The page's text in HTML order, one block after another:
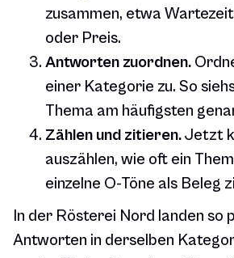
zusammen, etwa
oder Preis.
Antworten zuordnen.
einer Kategorie zu. So
Thema am häufigsten
Zählen und zitieren.Jetzt
auszählen, wie oft ein
einzelne O-Töne als Beleg
In der Rösterei Nord landen so
Antworten in derselben